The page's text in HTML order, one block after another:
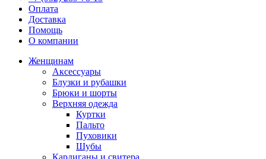
Оплата
Доставка
Помощь
О компании
Женщинам
Аксессуары
Блузки и рубашки
Брюки и шорты
Верхняя одежда
Куртки
Пальто
Пуховики
Шубы
Кардиганы и свитера